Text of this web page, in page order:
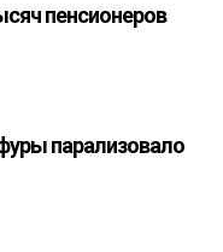
пенсионеров
парализовало